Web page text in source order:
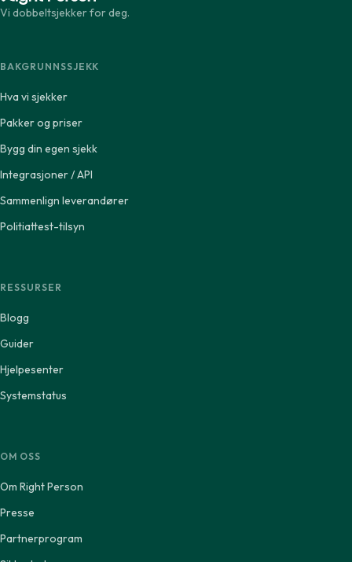
Vi dobbeltsjekker for deg.
BAKGRUNNSSJEKK
Hva vi sjekker
Pakker og priser
Bygg din egen sjekk
Integrasjoner / API
Sammenlign leverandører
Politiattest-tilsyn
RESSURSER
Blogg
Guider
Hjelpesenter
Systemstatus
OM OSS
Om Right Person
Presse
Partnerprogram